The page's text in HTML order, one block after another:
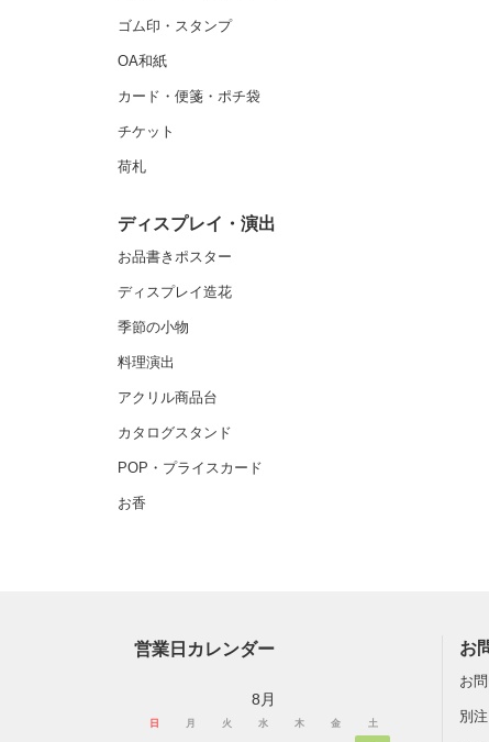
ゴム印・スタンプ
OA和紙
カード・便箋・ポチ袋
チケット
荷札
ディスプレイ・演出
お品書きポスター
ディスプレイ造花
季節の小物
料理演出
アクリル商品台
カタログスタンド
POP・プライスカード
お香
営業日カレンダー
8月
日 月 火 水 木 金 土
お
お
別